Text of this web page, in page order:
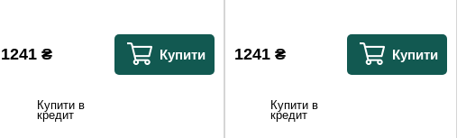
1241 ₴ Купити
Купити в
кредит
1241₴ Купити
Купити в
кредит